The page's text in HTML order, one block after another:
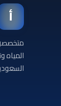
أ
المياه